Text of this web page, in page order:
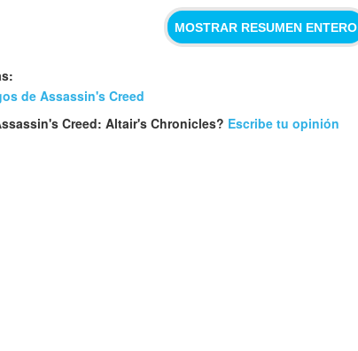
MOSTRAR RESUMEN ENTERO
de Assassin's Creed
Creed: Altair's Chronicles? Escribe tu opinión